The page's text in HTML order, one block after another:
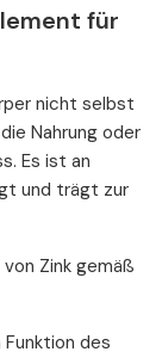
für
nicht selbst
Nahrung oder
Es ist an
und trägt zur
Zink gemäß
des